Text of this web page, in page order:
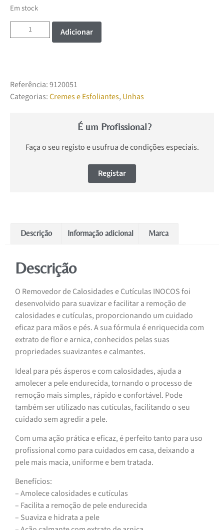
Em stock
Adicionar
Referência:9120051
Categorias:Cremes e Esfoliantes, Unhas
É um Profissional?
Faça o seu registo e usufrua de condições especiais.
Registar
Descrição Informação adicional Marca
Descrição
O Removedor de Calosidades e Cutículas INOCOS foi
desenvolvido para suavizar e facilitar a remoção de
calosidades e cutículas, proporcionando um cuidado
eficaz para mãos e pés. A sua fórmula é enriquecida com
extrato de flor e arnica, conhecidos pelas suas
propriedades suavizantes e calmantes.
Ideal para pés ásperos e com calosidades, ajuda a
amolecer a pele endurecida, tornando o processo de
remoção mais simples, rápido e confortável. Pode
também ser utilizado nas cutículas, facilitando o seu
cuidado sem agredir a pele.
Com uma ação prática e eficaz, é perfeito tanto para uso
profissional como para cuidados em casa, deixando a
pele mais macia, uniforme e bem tratada.
Benefícios:
– Amolece calosidades e cutículas
– Facilita a remoção de pele endurecida
– Suaviza e hidrata a pele